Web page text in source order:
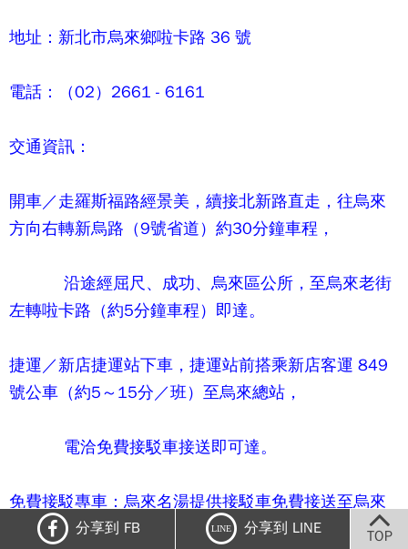
地址：新北市烏來鄉啦卡路 36 號
電話：（02）2661 - 6161
交通資訊：
開車／走羅斯福路經景美，續接北新路直走，往烏來
方向右轉新烏路（9號省道）約30分鐘車程，
沿途經屈尺、成功、烏來區公所，至烏來老街
左轉啦卡路（約5分鐘車程）即達。
捷運／新店捷運站下車，捷運站前搭乘新店客運 849
號公車（約5～15分／班）至烏來總站，
電洽免費接駁車接送即可達。
免費接駁專車：烏來名湯提供接駁車免費接送至烏來
停車場、烏來老街服務，
分享到 FB LINE 分享到 LINE TOP